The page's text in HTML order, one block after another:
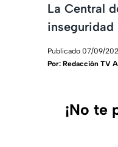
La Central
inseguridad
Publicado 07/09/
Por: Redacción TV
¡No te